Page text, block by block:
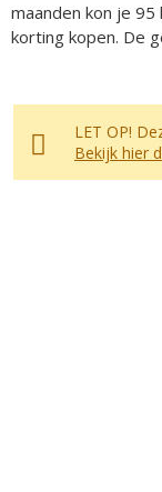
maanden kon je
korting kopen. De
LET OP!
Bekijk hier